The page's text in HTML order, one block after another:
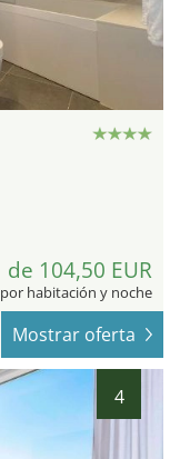
de 104,50 EUR
por habitación y noche
Mostrar oferta
4